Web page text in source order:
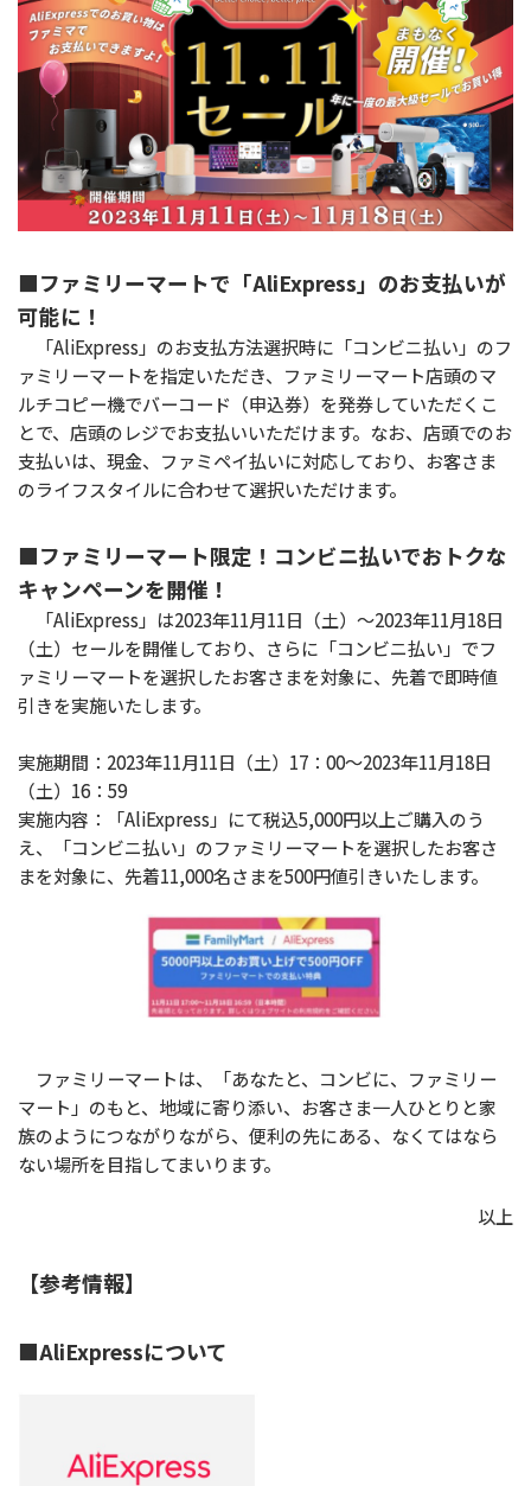
■ファミリーマートで「AliExpress」のお支払いが
可能に！
「AliExpress」のお支払方法選択時に「コンビニ払い」のフ
ァミリーマートを指定いただき、ファミリーマート店頭のマ
ルチコピー機でバーコード（申込券）を発券していただくこ
とで、店頭のレジでお支払いいただけます。なお、店頭でのお
支払いは、現金、ファミペイ払いに対応しており、お客さま
のライフスタイルに合わせて選択いただけます。
■ファミリーマート限定！コンビニ払いでおトクな
キャンペーンを開催！
「AliExpress」は2023年11月11日（土）～2023年11月18日
（土）セールを開催しており、さらに「コンビニ払い」でフ
ァミリーマートを選択したお客さまを対象に、先着で即時値
引きを実施いたします。
実施期間：2023年11月11日（土）17：00～2023年11月18日
（土）16：59
実施内容：「AliExpress」にて税込5,000円以上ご購入のう
え、「コンビニ払い」のファミリーマートを選択したお客さ
まを対象に、先着11,000名さまを500円値引きいたします。
ファミリーマートは、「あなたと、コンビに、ファミリー
マート」のもと、地域に寄り添い、お客さま一人ひとりと家
族のようにつながりながら、便利の先にある、なくてはなら
ない場所を目指してまいります。
以上
【参考情報】
■AliExpressについて